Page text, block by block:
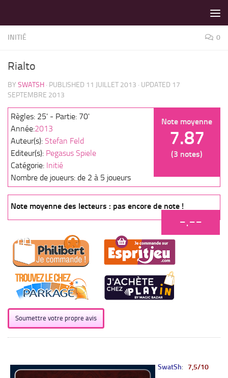
INITIÉ 0
Rialto
BY SWATSH · PUBLISHED 11 JUILLET 2013 · UPDATED 17
SEPTEMBRE 2013
Note moyenne
7.87
(3 notes)
Règles: 25' - Partie: 70'
Année:2013
Auteur(s): Stefan Feld
Editeur(s): Pegasus Spiele
Catégorie: Initié
Nombre de joueurs: de 2 à 5 joueurs
Note moyenne des lecteurs : pas encore de note !
-.--
Soumettre votre propre avis
SwatSh: 7,5/10